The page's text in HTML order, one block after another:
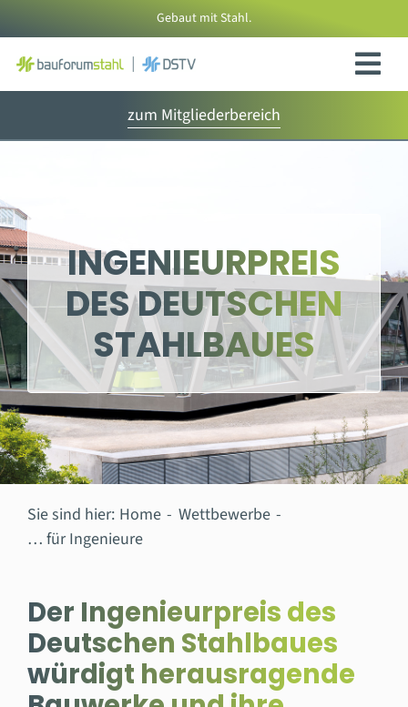
Inhalt
springen
Gebaut mit Stahl.
zum Mitgliederbereich
INGENIEURPREIS
DES DEUTSCHEN
STAHLBAUES
Sie sind hier: Home
Wettbewerbe
… für Ingenieure
Der Ingenieurpreis des
Deutschen Stahlbaues
würdigt herausragende